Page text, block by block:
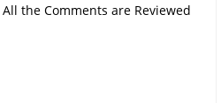
the Comments are Reviewed